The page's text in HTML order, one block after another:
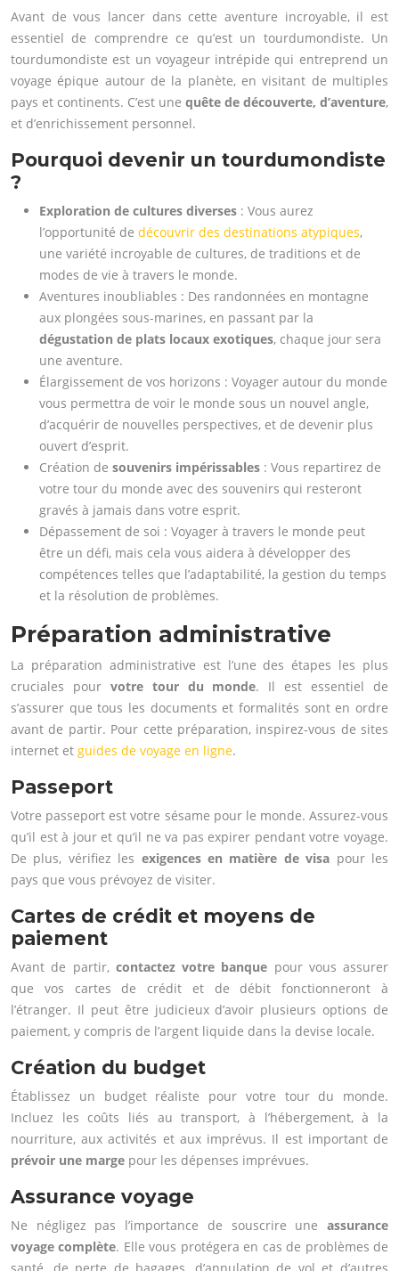
Avant de vous lancer dans cette aventure incroyable, il est
essentiel de comprendre ce qu’est un tourdumondiste. Un
tourdumondiste est un voyageur intrépide qui entreprend un
voyage épique autour de la planète, en visitant de multiples
pays et continents. C’est une quête de découverte, d’aventure,
et d’enrichissement personnel.
Pourquoi devenir un tourdumondiste
?
Exploration de cultures diverses : Vous aurez
l’opportunité de découvrir des destinations atypiques,
une variété incroyable de cultures, de traditions et de
modes de vie à travers le monde.
Aventures inoubliables : Des randonnées en montagne
aux plongées sous-marines, en passant par la
dégustation de plats locaux exotiques, chaque jour sera
une aventure.
Élargissement de vos horizons : Voyager autour du monde
vous permettra de voir le monde sous un nouvel angle,
d’acquérir de nouvelles perspectives, et de devenir plus
ouvert d’esprit.
Création de souvenirs impérissables : Vous repartirez de
votre tour du monde avec des souvenirs qui resteront
gravés à jamais dans votre esprit.
Dépassement de soi : Voyager à travers le monde peut
être un défi, mais cela vous aidera à développer des
compétences telles que l’adaptabilité, la gestion du temps
et la résolution de problèmes.
Préparation administrative
La préparation administrative est l’une des étapes les plus
cruciales pour votre tour du monde. Il est essentiel de
s’assurer que tous les documents et formalités sont en ordre
avant de partir. Pour cette préparation, inspirez-vous de sites
internet et guides de voyage en ligne.
Passeport
Votre passeport est votre sésame pour le monde. Assurez-vous
qu’il est à jour et qu’il ne va pas expirer pendant votre voyage.
De plus, vérifiez les exigences en matière de visa pour les
pays que vous prévoyez de visiter.
Cartes de crédit et moyens de
paiement
Avant de partir, contactez votre banque pour vous assurer
que vos cartes de crédit et de débit fonctionneront à
l’étranger. Il peut être judicieux d’avoir plusieurs options de
paiement, y compris de l’argent liquide dans la devise locale.
Création du budget
Établissez un budget réaliste pour votre tour du monde.
Incluez les coûts liés au transport, à l’hébergement, à la
nourriture, aux activités et aux imprévus. Il est important de
prévoir une marge pour les dépenses imprévues.
Assurance voyage
Ne négligez pas l’importance de souscrire une assurance
voyage complète. Elle vous protégera en cas de problèmes de